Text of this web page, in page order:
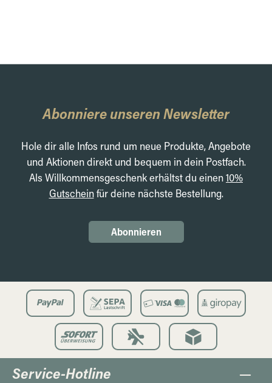
Abonniere unseren Newsletter
Hole dir alle Infos rund um neue Produkte, Angebote
und Aktionen direkt und bequem in dein Postfach.
Als Willkommensgeschenk erhältst du einen10%
Gutscheinfür deine nächste Bestellung.
Abonnieren
Service-Hotline